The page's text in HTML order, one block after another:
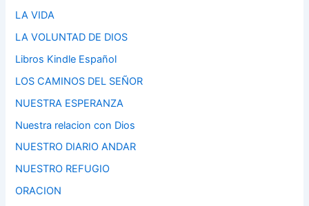
LA VIDA
LA VOLUNTAD DE DIOS
Libros Kindle Español
LOS CAMINOS DEL SEÑOR
NUESTRA ESPERANZA
Nuestra relacion con Dios
NUESTRO DIARIO ANDAR
NUESTRO REFUGIO
ORACION